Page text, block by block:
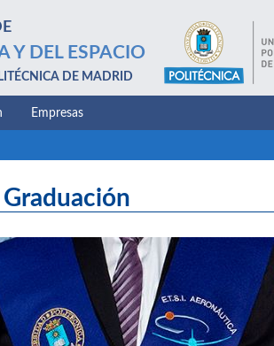
Y DEL ESPACIO
DE MADRID
Empresas